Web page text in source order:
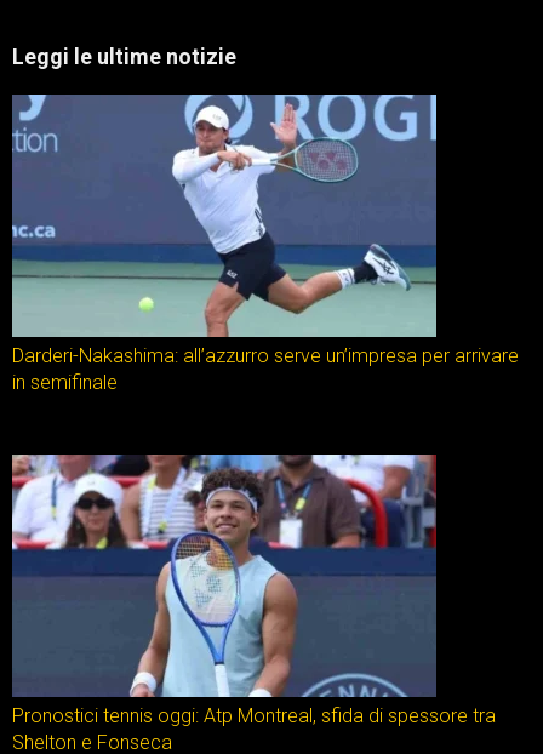
Leggi le ultime notizie
Darderi-Nakashima: all’azzurro serve un’impresa per arrivare
in semifinale
Pronostici tennis oggi: Atp Montreal, sfida di spessore tra
Shelton e Fonseca